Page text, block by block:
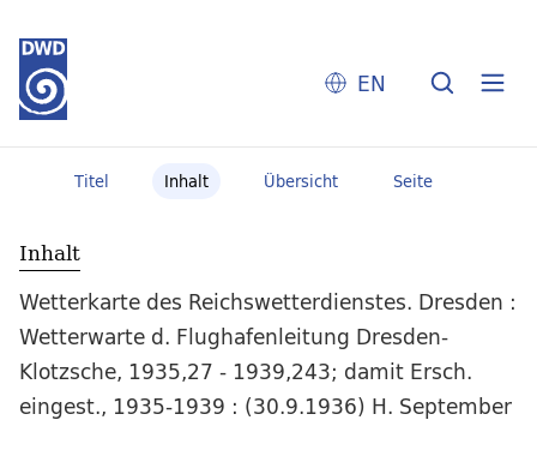
EN
Titel Inhalt Übersicht Seite
Inhalt
Wetterkarte des Reichswetterdienstes. Dresden :
Wetterwarte d. Flughafenleitung Dresden-
Klotzsche, 1935,27 - 1939,243; damit Ersch.
eingest., 1935-1939 : (30.9.1936) H. September